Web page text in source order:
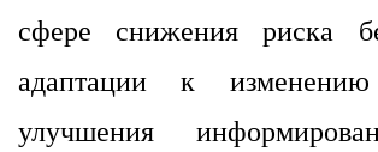
сфере снижения риска
адаптации к изменению
улучшения